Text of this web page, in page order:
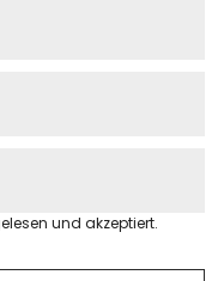
und akzeptiert.